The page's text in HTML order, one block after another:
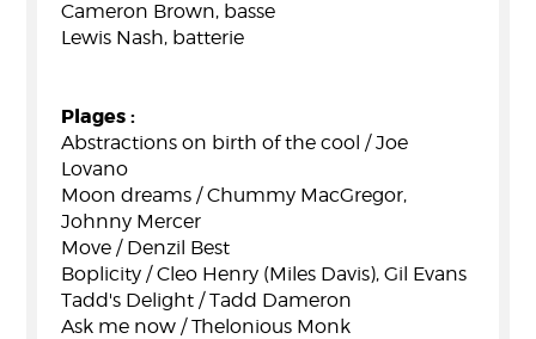
Cameron Brown, basse
Lewis Nash, batterie
Plages :
Abstractions on birth of the cool / Joe
Lovano
Moon dreams / Chummy MacGregor,
Johnny Mercer
Move / Denzil Best
Boplicity / Cleo Henry (Miles Davis), Gil Evans
Tadd's Delight / Tadd Dameron
Ask me now / Thelonious Monk